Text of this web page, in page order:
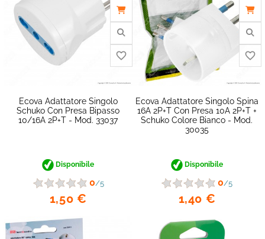
Ecova Adattatore Singolo
Schuko Con Presa Bipasso
10/16A 2P+T - Mod. 33037
Disponibile
0/5
1,50 €
Ecova Adattatore Singolo Spina
16A 2P+T Con Presa 10A 2P+T +
Schuko Colore Bianco - Mod.
30035
Disponibile
0/5
1,40 €